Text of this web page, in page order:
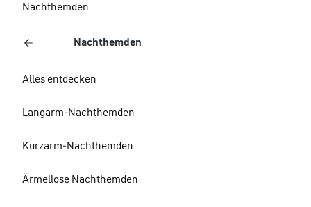
Nachthemden
Nachthemden
Alles entdecken
Langarm-Nachthemden
Kurzarm-Nachthemden
Ärmellose Nachthemden